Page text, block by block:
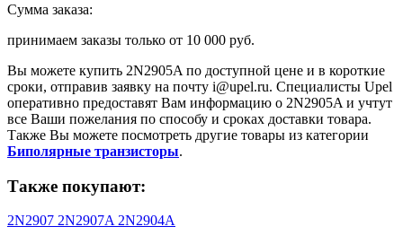
Сумма заказа:
принимаем заказы только от 10 000 руб.
Вы можете купить 2N2905A по доступной цене и в короткие
сроки, отправив заявку на почту i@upel.ru. Специалисты Upel
оперативно предоставят Вам информацию о 2N2905A и учтут
все Ваши пожелания по способу и сроках доставки товара.
Также Вы можете посмотреть другие товары из категории
Биполярные транзисторы.
Также покупают:
2N2907 2N2907A 2N2904A